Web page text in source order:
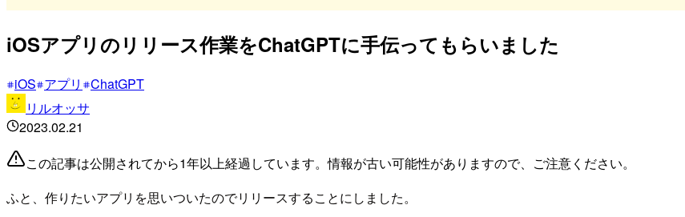
iOSアプリのリリース作業をChatGPTに手伝ってもらいました
iOS アプリ
ChatGPT
リルオッサ
2023.02.21
この記事は公開されてから1年以上経過しています。情報が古い可能性がありますので、ご注意ください。
ふと、作りたいアプリを思いついたのでリリースすることにしました。